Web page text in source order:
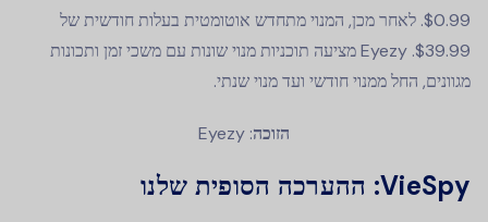
$0.99. לאחר מכן, המנוי מתחדש אוטומטית בעלות חודשית של
$39.99. Eyezy מציעה תוכניות מנוי שונות עם משכי זמן ותכונות
מגוונים, החל ממנוי חודשי ועד מנוי שנתי.
הזוכה: Eyezy
VieSpy: ההערכה הסופית שלנו